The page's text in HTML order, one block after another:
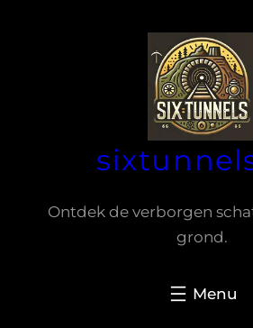
Ontdek de verborgen
grond.